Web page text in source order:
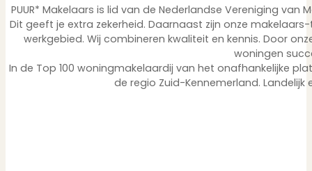
PUUR* Makelaars is lid van de Nederlandse Vereniging
Dit geeft je extra zekerheid. Daarnaast zijn onze
werkgebied. Wij combineren kwaliteit en kennis. Door
woningen
In de Top 100 woningmakelaardij van het onafhankelijke
de regio Zuid-Kennemerland. Landelijk